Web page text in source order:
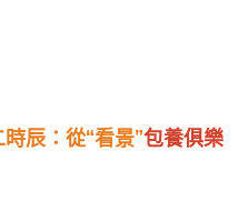
辰：從“看景”包養俱樂